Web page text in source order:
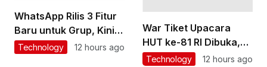
WhatsApp Rilis 3 Fitur
Baru untuk Grup, Kini
Bisa Mention @Semua
Technology 12 hours ago
War Tiket Upacara
HUT ke-81 RI Dibuka,
Ini Syarat dan Cara
Technology 12 hours ago